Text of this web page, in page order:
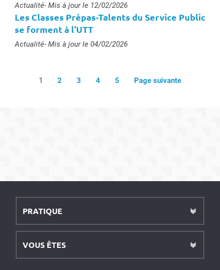
Type :
Actualité- Mis à jour le 12/02/2026
Les Classes Prépas-Talents du Service Public
se forment à l'UTT
Type :
Actualité- Mis à jour le 04/02/2026
1 2 3 4 5 Page suivante
PRATIQUE
VOUS ÊTES